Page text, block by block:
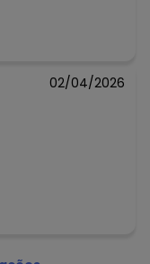
02/04/2026